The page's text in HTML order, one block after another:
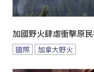
加國野火肆虐衝擊原
國際 加拿大野火